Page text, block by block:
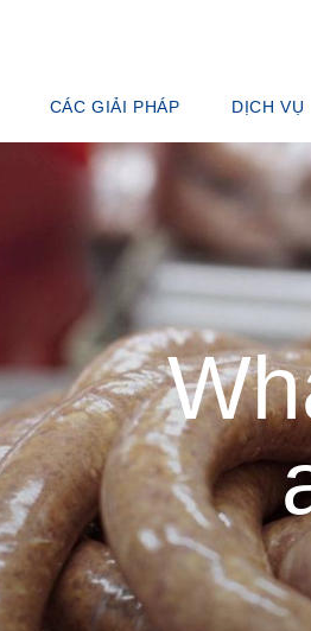
CÁC GIẢI PHÁP
CÔNG CỤ TÌM SẢN PHẨM
DUYỆT CÁC NGÀNH CÔNG NGHIỆP
FOSS IQX™
DỊCH VỤ
THỎA
GÓI PHÂN
ĐÀO TẠO
DỊCH VỤ
VẬT TƯ